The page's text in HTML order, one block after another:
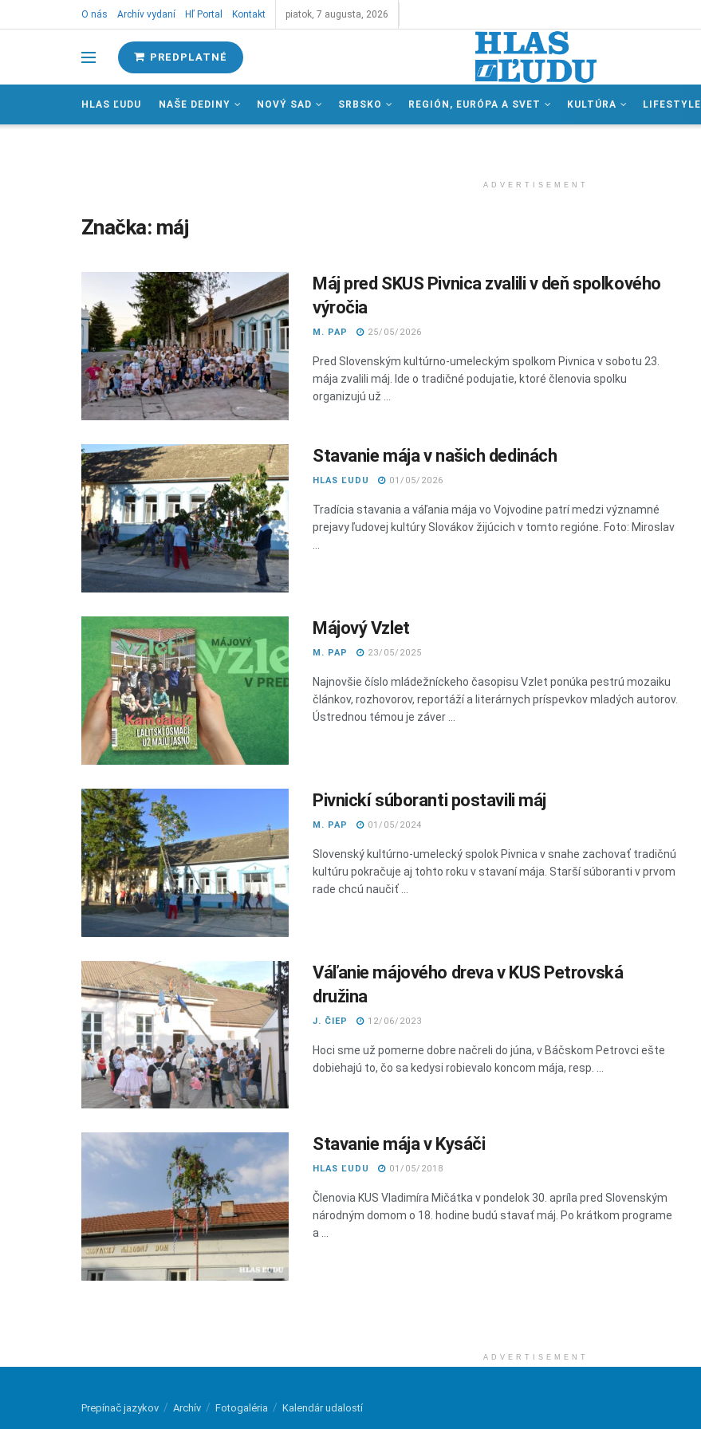
O nás Archív vydaní Hľ Portal Kontakt piatok, 7 augusta, 2026
PREDPLATNÉ
HLAS ĽUDU NAŠE DEDINY NOVÝ SAD SRBSKO REGIÓN, EURÓPA A SVET KULTÚRA LIFESTYLE
ADVERTISEMENT
Značka: máj
Máj pred SKUS Pivnica zvalili v deň spolkového
výročia
M. PAP 25/05/2026
Pred Slovenským kultúrno-umeleckým spolkom Pivnica v sobotu 23.
mája zvalili máj. Ide o tradičné podujatie, ktoré členovia spolku
organizujú už ...
Stavanie mája v našich dedinách
HLAS ĽUDU 01/05/2026
Tradícia stavania a váľania mája vo Vojvodine patrí medzi významné
prejavy ľudovej kultúry Slovákov žijúcich v tomto regióne. Foto: Miroslav
Májový Vzlet
M. PAP 23/05/2025
Najnovšie číslo mládežníckeho časopisu Vzlet ponúka pestrú mozaiku
článkov, rozhovorov, reportáží a literárnych príspevkov mladých autorov.
Ústrednou témou je záver ...
Pivnickí súboranti postavili máj
M. PAP 01/05/2024
Slovenský kultúrno-umelecký spolok Pivnica v snahe zachovať tradičnú
kultúru pokračuje aj tohto roku v stavaní mája. Starší súboranti v prvom
rade chcú naučiť ...
Váľanie májového dreva v KUS Petrovská
družina
J. ČIEP 12/06/2023
Hoci sme už pomerne dobre načreli do júna, v Báčskom Petrovci ešte
dobiehajú to, čo sa kedysi robievalo koncom mája, resp. ...
Stavanie mája v Kysáči
HLAS ĽUDU 01/05/2018
Členovia KUS Vladimíra Mičátka v pondelok 30. apríla pred Slovenským
národným domom o 18. hodine budú stavať máj. Po krátkom programe
a ...
ADVERTISEMENT
Prepínač jazykov Archív Fotogaléria Kalendár udalostí